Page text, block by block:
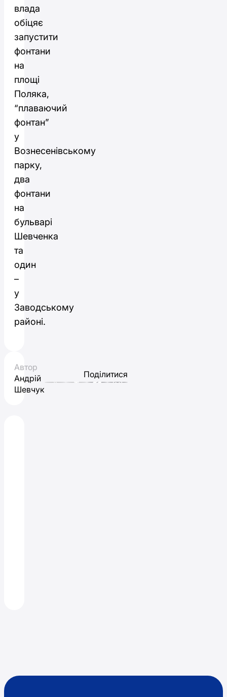
влада
обіцяє
запустити
фонтани
на
площі
Поляка,
“плаваючий
фонтан”
у
Вознесенівському
парку,
два
фонтани
на
бульварі
Шевченка
та
один
–
у
Заводському
районі.
Автор
Андрій
Шевчук
Поділитися